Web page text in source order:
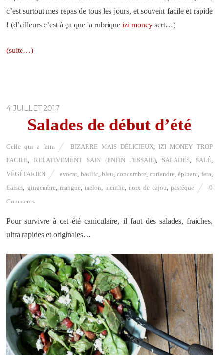
c’est surtout mes repas de tous les jours, et souvent facile et rapide
! (d’ailleurs c’est à ça que la rubriqueizi money sert…)
(suite…)
4 JUILLET 2017
Salades de début d’été
Celle qui a faim BIZARRE MAIS DÉLICIEUX
IZI MONEY TROP
FACILE ,RELATIVEMENT SAIN (ENFIN J'ESSAIE), SALADES, SALÉ,
VÉGÉTARIEN
avocat ,basilic ,bleu concombre coriandre épinard feta
fraises
gingembre mangue melon menthe ,noix de cajou ,pastéque
0
Comments
Pour survivre à cet été caniculaire, il faut des salades, fraiches,
ultra rapides et originales…